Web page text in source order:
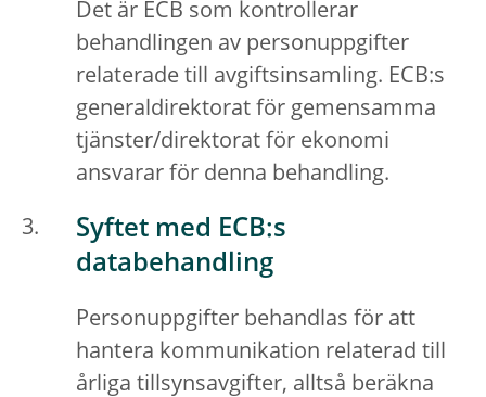
Det är ECB som kontrollerar
behandlingen av personuppgifter
relaterade till avgiftsinsamling. ECB:s
generaldirektorat för gemensamma
tjänster/direktorat för ekonomi
ansvarar för denna behandling.
Syftet med ECB:s
databehandling
Personuppgifter behandlas för att
hantera kommunikation relaterad till
årliga tillsynsavgifter, alltså beräkna